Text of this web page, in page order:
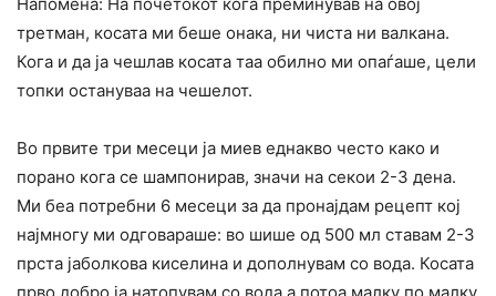
третман, косата ми беше онака, ни чиста ни валкана.
Кога и да ја чешлав косата таа обилно ми опаѓаше, цели
топки остануваа на чешелот.
Во првите три месеци ја миев еднакво често како и
порано кога се шампонирав, значи на секои 2-3 дена.
Ми беа потребни 6 месеци за да пронајдам рецепт кој
најмногу ми одговараше: во шише од 500 мл ставам 2-3
прста јаболкова киселина и дополнувам со вода. Косата
прво добро ја натопувам со вода а потоа малку по малку